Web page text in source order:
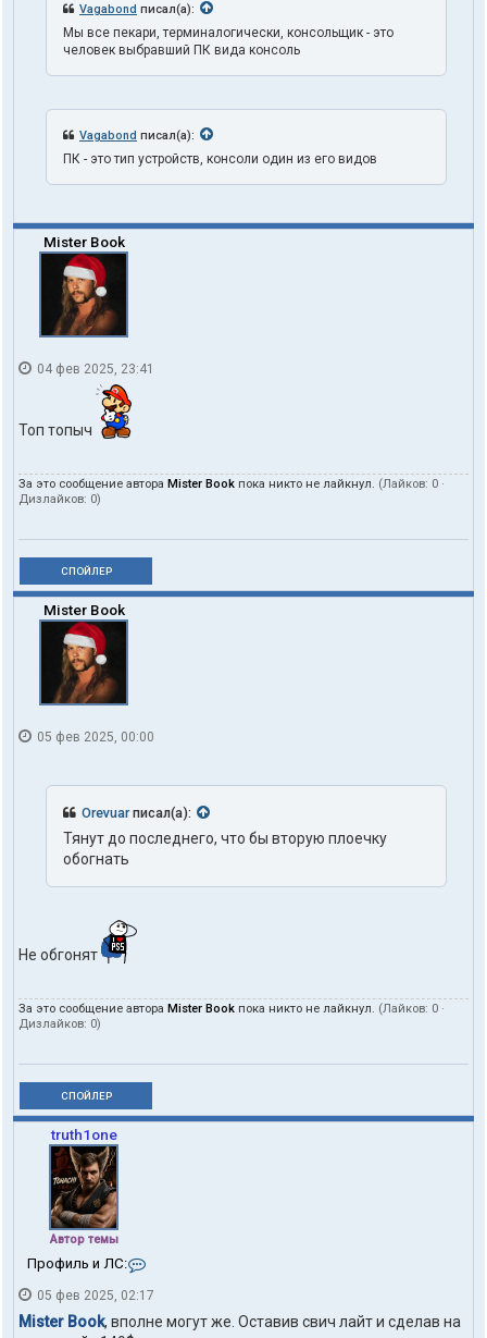
h
1
o
Vagabond писал(а):
Мы все пекари, терминалогически, консольщик - это
человек выбравший ПК вида консоль
Vagabond писал(а):
ПК - это тип устройств, консоли один из его видов
Mister Book
04 фев 2025, 23:41
Топ топыч
За это сообщение автора Mister Book пока никто не лайкнул. (Лайков: 0 ·
Дизлайков: 0)
СПОЙЛЕР
Mister Book
05 фев 2025, 00:00
Orevuarписал(а):
Тянут до последнего, что бы вторую плоечку
обогнать
Не обгонят
За это сообщение автора Mister Book пока никто не лайкнул. (Лайков: 0 ·
Дизлайков: 0)
СПОЙЛЕР
truth1one
Автор темы
Профиль и ЛС:
н
т
а
05 фев 2025, 02:17
Mister Book, вполне могут же. Оставив свич лайт и сделав на